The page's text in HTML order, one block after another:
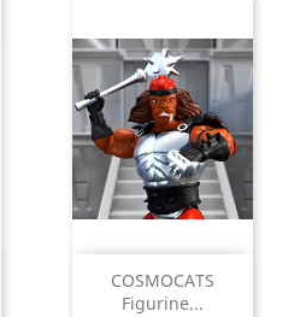
COSMOCATS
Figurine...